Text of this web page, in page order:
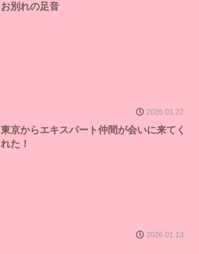
お別れの足音
2026.01.22
東京からエキスパート仲間が会いに来てく
れた！
2026.01.13